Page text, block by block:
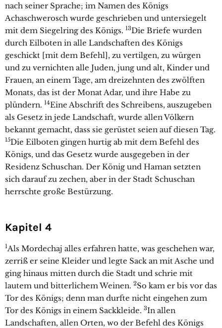
nach seiner Sprache; im Namen des Königs
Achaschwerosch wurde geschrieben und untersiegelt
mit dem Siegelring des Königs. 13Die Briefe wurden
durch Eilboten in alle Landschaften des Königs
geschickt [mit dem Befehl], zu vertilgen, zu würgen
und zu vernichten alle Juden, jung und alt, Kinder und
Frauen, an einem Tage, am dreizehnten des zwölften
Monats, das ist der Monat Adar, und ihre Habe zu
plündern. 14Eine Abschrift des Schreibens, auszugeben
als Gesetz in jede Landschaft, wurde allen Völkern
bekannt gemacht, dass sie gerüstet seien auf diesen Tag.
15Die Eilboten gingen hurtig ab mit dem Befehl des
Königs, und das Gesetz wurde ausgegeben in der
Residenz Schuschan. Der König und Haman setzten
sich darauf zu zechen, aber in der Stadt Schuschan
herrschte große Bestürzung.
Kapitel 4
1Als Mordechaj alles erfahren hatte, was geschehen war,
zerriß er seine Kleider und legte Sack an mit Asche und
ging hinaus mitten durch die Stadt und schrie mit
lautem und bitterlichem Weinen. 2So kam er bis vor das
Tor des Königs; denn man durfte nicht eingehen zum
Tor des Königs in einem Sackkleide. 3In allen
Landschaften, allen Orten, wo der Befehl des Königs